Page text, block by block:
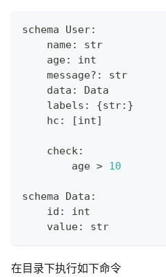
schema User:
    name
:
str
    age
:
int
    message?
:
str
    data
:
Data
    labels
: {str: }
    hc
: [int]
    check
:
        age
> 10
schema Data :
id :
int
    value
: str
在目录下执行如下命令